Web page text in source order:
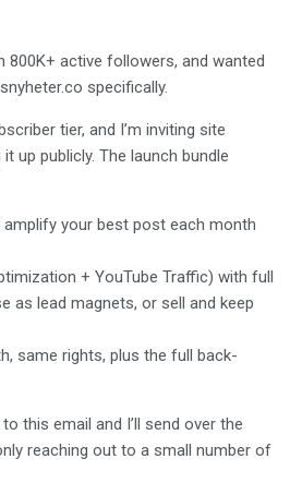
800K+ active followers, and wanted
specifically.
tier, and I’m inviting site
up publicly. The launch bundle
your best post each month
+ YouTube Traffic) with full
as lead magnets, or sell and keep
same rights, plus the full back-
this email and I’ll send over the
reaching out to a small number of